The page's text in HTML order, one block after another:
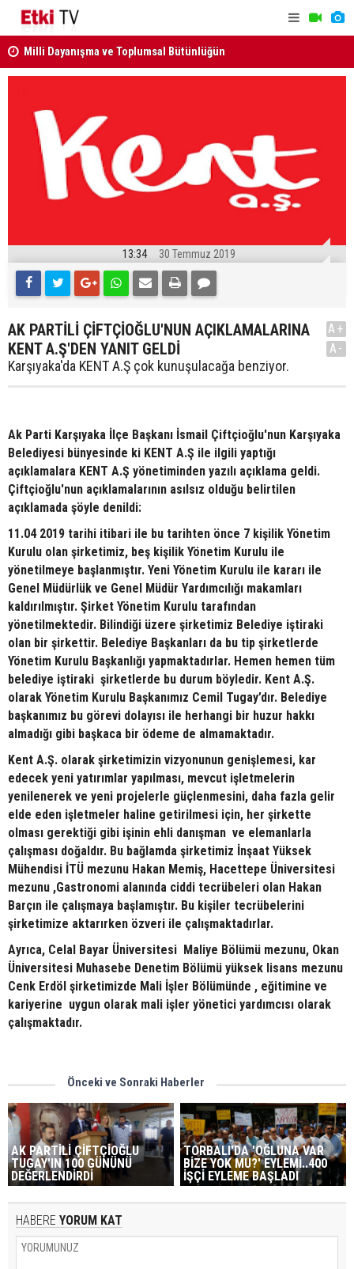
kabul edildi
KURUL KARARLARI RESMİ GAZETE'DE..
13:34 30 Temmuz 2019
AK PARTİLİ ÇİFTÇİOĞLU'NUN AÇIKLAMALARINA
KENT A.Ş'DEN YANIT GELDİ
Karşıyaka'da KENT A.Ş çok kunuşulacağa benziyor.
A+
A-
Ak Parti Karşıyaka İlçe Başkanı İsmail Çiftçioğlu'nun Karşıyaka
Belediyesi bünyesinde ki KENT A.Ş ile ilgili yaptığı
açıklamalara KENT A.Ş yönetiminden yazılı açıklama geldi.
Çiftçioğlu'nun açıklamalarının asılsız olduğu belirtilen
açıklamada şöyle denildi:
11.04 2019 tarihi itibari ile bu tarihten önce 7 kişilik Yönetim
Kurulu olan şirketimiz, beş kişilik Yönetim Kurulu ile
yönetilmeye başlanmıştır. Yeni Yönetim Kurulu ile kararı ile
Genel Müdürlük ve Genel Müdür Yardımcılığı makamları
kaldırılmıştır. Şirket Yönetim Kurulu tarafından
yönetilmektedir. Bilindiği üzere şirketimiz Belediye iştiraki
olan bir şirkettir. Belediye Başkanları da bu tip şirketlerde
Yönetim Kurulu Başkanlığı yapmaktadırlar. Hemen hemen tüm
belediye iştiraki şirketlerde bu durum böyledir. Kent A.Ş.
olarak Yönetim Kurulu Başkanımız Cemil Tugay’dır. Belediye
başkanımız bu görevi dolayısı ile herhangi bir huzur hakkı
almadığı gibi başkaca bir ödeme de almamaktadır.
Kent A.Ş. olarak şirketimizin vizyonunun genişlemesi, kar
edecek yeni yatırımlar yapılması, mevcut işletmelerin
yenilenerek ve yeni projelerle güçlenmesini, daha fazla gelir
elde eden işletmeler haline getirilmesi için, her şirkette
olması gerektiği gibi işinin ehli danışman ve elemanlarla
çalışması doğaldır. Bu bağlamda şirketimiz İnşaat Yüksek
Mühendisi İTÜ mezunu Hakan Memiş, Hacettepe Üniversitesi
mezunu ,Gastronomi alanında ciddi tecrübeleri olan Hakan
Barçın ile çalışmaya başlamıştır. Bu kişiler tecrübelerini
şirketimize aktarırken özveri ile çalışmaktadırlar.
Ayrıca, Celal Bayar Üniversitesi Maliye Bölümü mezunu, Okan
Üniversitesi Muhasebe Denetim Bölümü yüksek lisans mezunu
Cenk Erdöl şirketimizde Mali İşler Bölümünde , eğitimine ve
kariyerine uygun olarak mali işler yönetici yardımcısı olarak
çalışmaktadır.
Önceki ve Sonraki Haberler
AK PARTİLİ ÇİFTÇİOĞLU
TUGAY'IN 100 GÜNÜNÜ
DEĞERLENDİRDİ
TORBALI'DA 'OĞLUNA VAR
BİZE YOK MU?' EYLEMİ..400
İŞÇİ EYLEME BAŞLADI
HABERE YORUM KAT